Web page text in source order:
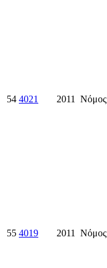
54 4021 2011 Νόμος
55 4019 2011 Νόμος